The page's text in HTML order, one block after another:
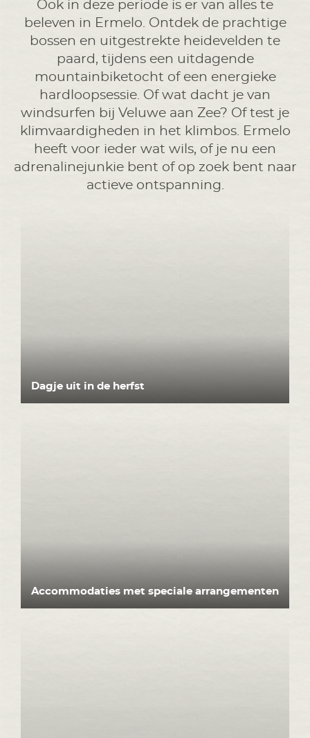
Ook in deze periode is er van alles te
beleven in Ermelo. Ontdek de prachtige
bossen en uitgestrekte heidevelden te
paard, tijdens een uitdagende
mountainbiketocht of een energieke
hardloopsessie. Of wat dacht je van
windsurfen bij Veluwe aan Zee? Of test je
klimvaardigheden in het klimbos. Ermelo
heeft voor ieder wat wils, of je nu een
adrenalinejunkie bent of op zoek bent naar
actieve ontspanning.
Dagje uit in de herfst
Accommodaties met speciale arrangementen